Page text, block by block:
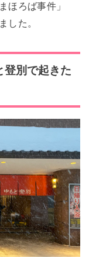
ほろば事件」
した。
登別で起きた